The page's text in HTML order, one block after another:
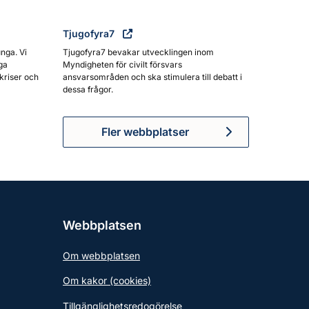
Vi
och
Tjugofyra7
Tjugofyra7 bevakar utvecklingen inom
Myndigheten för civilt försvars
ansvarsområden och ska stimulera till debatt i
dessa frågor.
Fler webbplatser
Webbplatsen
Om webbplatsen
Om kakor (cookies)
Tillgänglighetsredogörelse